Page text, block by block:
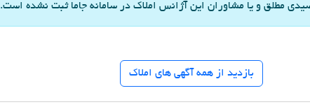
مطلق و یا مشاوران این آژانس املاک در سامانه جاما ثبت نشده است.
بازدید از همه آگهی های املاک